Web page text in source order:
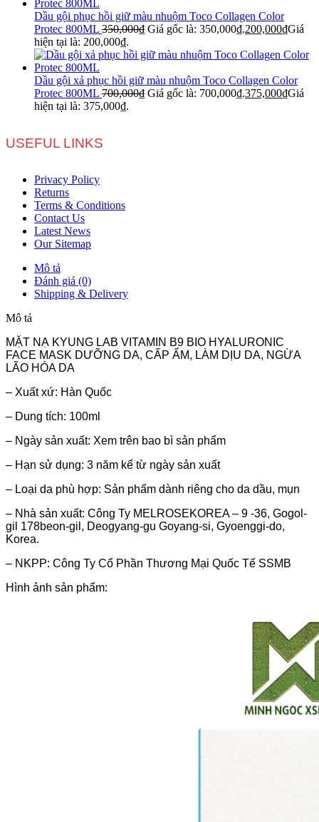
Dầu gội phục hồi giữ màu nhuộm Toco Collagen Color
Protec 800ML 350,000₫ Giá gốc là: 350,000₫.200,000₫Giá
hiện tại là: 200,000₫.
Dầu gội xả phục hồi giữ màu nhuộm Toco Collagen Color
Protec 800ML 700,000₫ Giá gốc là: 700,000₫.375,000₫Giá
hiện tại là: 375,000₫.
USEFUL LINKS
Privacy Policy
Returns
Terms & Conditions
Contact Us
Latest News
Our Sitemap
Mô tả
Đánh giá (0)
Shipping & Delivery
Mô tả
MẶT NẠ KYUNG LAB VITAMIN B9 BIO HYALURONIC
FACE MASK DƯỠNG DA, CẤP ẨM, LÀM DỊU DA, NGỪA
LÃO HÓA DA
– Xuất xứ: Hàn Quốc
– Dung tích: 100ml
– Ngày sản xuất: Xem trên bao bì sản phẩm
– Hạn sử dụng: 3 năm kể từ ngày sản xuất
– Loại da phù hợp: Sản phẩm dành riêng cho da dầu, mụn
– Nhà sản xuất: Công Ty MELROSEKOREA – 9 -36, Gogol-
gil 178beon-gil, Deogyang-gu Goyang-si, Gyoenggi-do,
Korea.
– NKPP: Công Ty Cổ Phần Thương Mại Quốc Tế SSMB
Hình ảnh sản phẩm: